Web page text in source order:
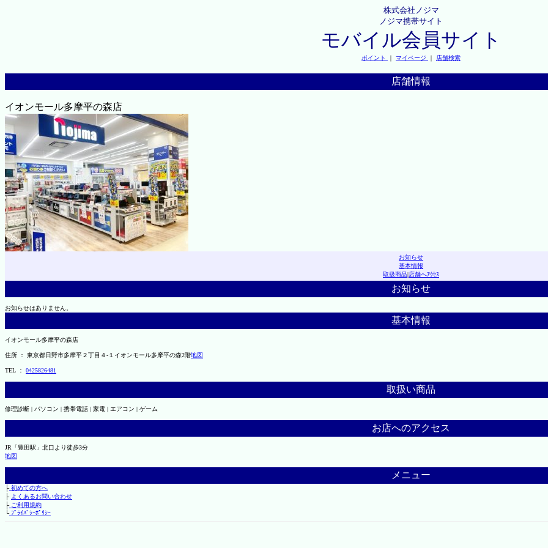
株式会社ノジマ
ノジマ携帯サイト
モバイル会員サイト
ポイント ｜ マイページ ｜ 店舗検索
店舗情報
イオンモール多摩平の森店
お知らせ
基本情報
取扱商品|店舗へｱｸｾｽ
お知らせ
お知らせはありません。
基本情報
イオンモール多摩平の森店
住所 ： 東京都日野市多摩平２丁目４-１イオンモール多摩平の森2階地図
TEL ： 0425826481
取扱い商品
修理診断 | パソコン | 携帯電話 | 家電 | エアコン | ゲーム
お店へのアクセス
JR「豊田駅」北口より徒歩3分
地図
メニュー
├初めての方へ
├ よくあるお問い合わせ
├ご利用規約
└ﾌﾟﾗｲﾊﾞｼｰﾎﾟﾘｼｰ